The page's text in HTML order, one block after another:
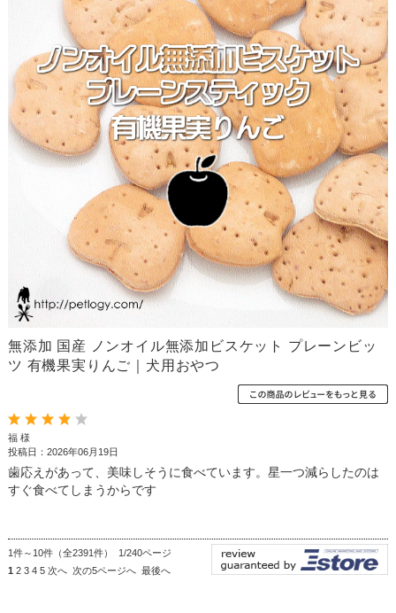
無添加 国産 ノンオイル無添加ビスケット プレーンビッ
ツ 有機果実りんご｜犬用おやつ
福 様
投稿日：2026年06月19日
歯応えがあって、美味しそうに食べています。星一つ減らしたのは
すぐ食べてしまうからです
1件～10件（全2391件） 1/240ページ
1 2 3 4 5 次へ 次の5ページへ 最後へ